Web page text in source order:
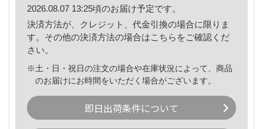
2026.08.07 13:25頃のお届け予定です。
決済方法が、クレジット、代金引換の場合に限りま
す。その他の決済方法の場合はこちら をご確認くだ
さい。
※土・日・祝日の注文の場合や在庫状況によって、商品
のお届けにお時間をいただく場合がございます。
即日出荷条件について